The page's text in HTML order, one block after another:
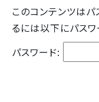
このコンテンツは
るには以下にパスワ
パスワード: